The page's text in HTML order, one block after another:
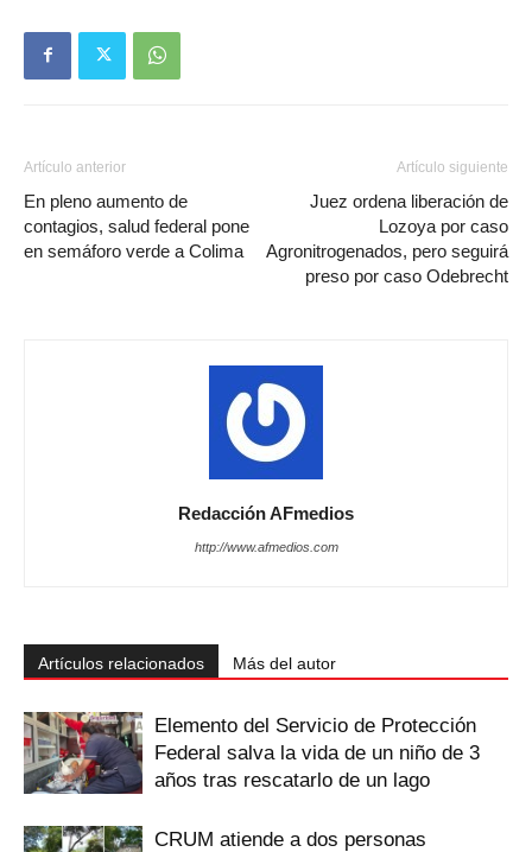
Artículo anterior
En pleno aumento de
contagios, salud federal pone
en semáforo verde a Colima
Artículo siguiente
Juez ordena liberación de
Lozoya por caso
Agronitrogenados, pero seguirá
preso por caso Odebrecht
Redacción AFmedios
http://www.afmedios.com
Artículos relacionados Más del autor
Elemento del Servicio de Protección
Federal salva la vida de un niño de 3
años tras rescatarlo de un lago
CRUM atiende a dos personas